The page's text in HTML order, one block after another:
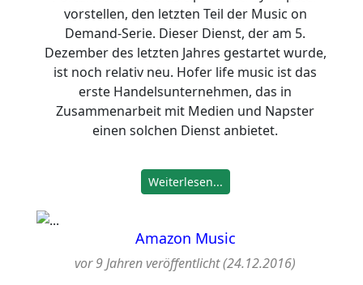
vorstellen, den letzten Teil der Music on
Demand-Serie. Dieser Dienst, der am 5.
Dezember des letzten Jahres gestartet wurde,
ist noch relativ neu. Hofer life music ist das
erste Handelsunternehmen, das in
Zusammenarbeit mit Medien und Napster
einen solchen Dienst anbietet.
Weiterlesen...
Amazon Music
vor 9 Jahren veröffentlicht (24.12.2016)